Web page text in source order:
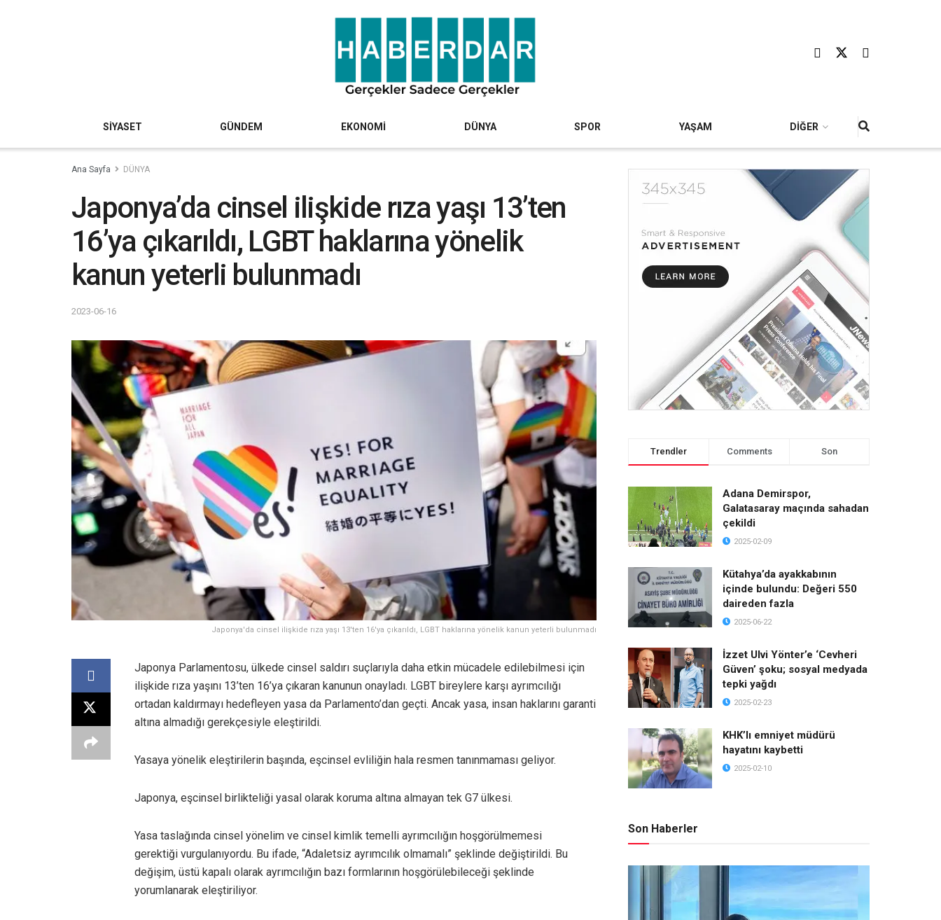
SİYASET GÜNDEM EKONOMİ DÜNYA SPOR YAŞAM DİĞER
Ana Sayfa DÜNYA
Japonya’da cinsel ilişkide rıza yaşı 13’ten
16’ya çıkarıldı, LGBT haklarına yönelik
kanun yeterli bulunmadı
2023-06-16
Japonya'da cinsel ilişkide rıza yaşı 13'ten 16'ya çıkarıldı, LGBT haklarına yönelik kanun yeterli bulunmadı
Japonya Parlamentosu, ülkede cinsel saldırı suçlarıyla daha etkin mücadele edilebilmesi için
ilişkide rıza yaşını 13’ten 16’ya çıkaran kanunun onayladı. LGBT bireylere karşı ayrımcılığı
ortadan kaldırmayı hedefleyen yasa da Parlamento’dan geçti. Ancak yasa, insan haklarını garanti
altına almadığı gerekçesiyle eleştirildi.
Yasaya yönelik eleştirilerin başında, eşcinsel evliliğin hala resmen tanınmaması geliyor.
Japonya, eşcinsel birlikteliği yasal olarak koruma altına almayan tek G7 ülkesi.
Yasa taslağında cinsel yönelim ve cinsel kimlik temelli ayrımcılığın hoşgörülmemesi
gerektiği vurgulanıyordu. Bu ifade, “Adaletsiz ayrımcılık olmamalı” şeklinde değiştirildi. Bu
değişim, üstü kapalı olarak ayrımcılığın bazı formlarının hoşgörülebileceği şeklinde
yorumlanarak eleştiriliyor.
Trendler Comments Son
Adana Demirspor,
Galatasaray maçında sahadan
çekildi
2025-02-09
Kütahya’da ayakkabının
içinde bulundu: Değeri 550
daireden fazla
2025-06-22
İzzet Ulvi Yönter’e ‘Cevheri
Güven’ şoku; sosyal medyada
tepki yağdı
2025-02-23
KHK’lı emniyet müdürü
hayatını kaybetti
2025-02-10
Son Haberler